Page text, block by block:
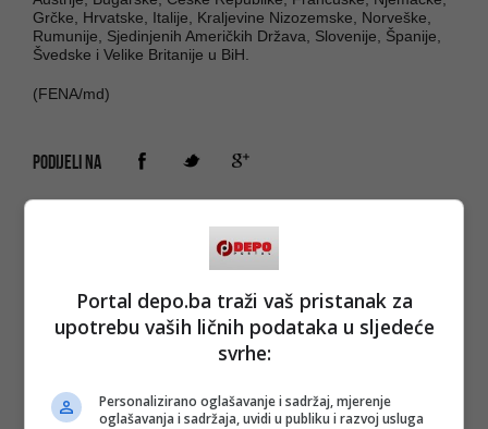
Grčke, Hrvatske, Italije, Kraljevine Nizozemske, Norveške,
Rumunije, Sjedinjenih Američkih Država, Slovenije, Španije,
Švedske i Velike Britanije u BiH.
(FENA/md)
PODIJELI NA
#lgbt
#sarajevo
Portal depo.ba traži vaš pristanak za
upotrebu vaših ličnih podataka u sljedeće
svrhe:
Personalizirano oglašavanje i sadržaj, mjerenje
oglašavanja i sadržaja, uvidi u publiku i razvoj usluga